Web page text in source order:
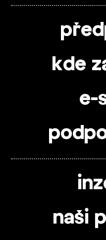
kde
e-
naši